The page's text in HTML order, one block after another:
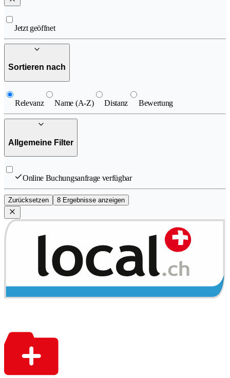
Jetzt geöffnet
Sortieren nach
Relevanz Name (A-Z) Distanz Bewertung
Allgemeine Filter
Online Buchungsanfrage verfügbar
Zurücksetzen 8 Ergebnisse anzeigen